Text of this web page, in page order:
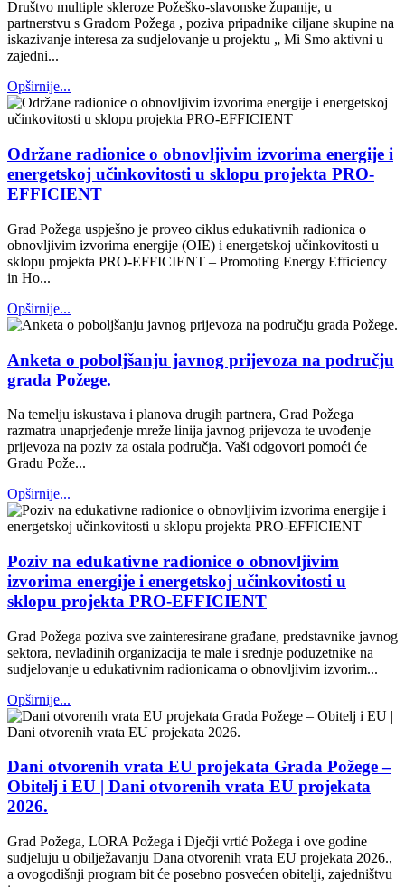
Društvo multiple skleroze Požeško-slavonske županije, u
partnerstvu s Gradom Požega , poziva pripadnike ciljane skupine na
iskazivanje interesa za sudjelovanje u projektu „ Mi Smo aktivni u
zajedni...
Opširnije...
Održane radionice o obnovljivim izvorima energije i
energetskoj učinkovitosti u sklopu projekta PRO-
EFFICIENT
Grad Požega uspješno je proveo ciklus edukativnih radionica o
obnovljivim izvorima energije (OIE) i energetskoj učinkovitosti u
sklopu projekta PRO-EFFICIENT – Promoting Energy Efficiency
in Ho...
Opširnije...
Anketa o poboljšanju javnog prijevoza na području
grada Požege.
Na temelju iskustava i planova drugih partnera, Grad Požega
razmatra unaprjeđenje mreže linija javnog prijevoza te uvođenje
prijevoza na poziv za ostala područja. Vaši odgovori pomoći će
Gradu Pože...
Opširnije...
Poziv na edukativne radionice o obnovljivim
izvorima energije i energetskoj učinkovitosti u
sklopu projekta PRO-EFFICIENT
Grad Požega poziva sve zainteresirane građane, predstavnike javnog
sektora, nevladinih organizacija te male i srednje poduzetnike na
sudjelovanje u edukativnim radionicama o obnovljivim izvorim...
Opširnije...
Dani otvorenih vrata EU projekata Grada Požege –
Obitelj i EU | Dani otvorenih vrata EU projekata
2026.
Grad Požega, LORA Požega i Dječji vrtić Požega i ove godine
sudjeluju u obilježavanju Dana otvorenih vrata EU projekata 2026.,
a ovogodišnji program bit će posebno posvećen obitelji, zajedništvu